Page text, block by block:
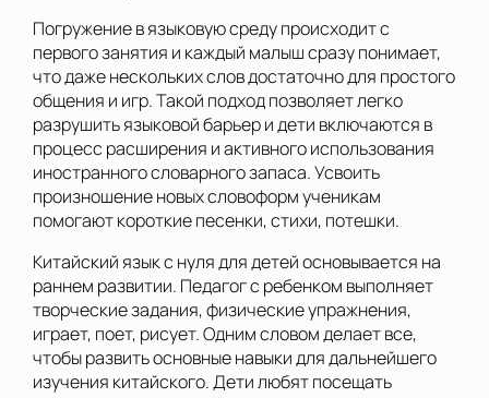
Погружение в языковую среду происходит с
первого занятия и каждый малыш сразу понимает,
что даже нескольких слов достаточно для простого
общения и игр. Такой подход позволяет легко
разрушить языковой барьер и дети включаются в
процесс расширения и активного использования
иностранного словарного запаса. Усвоить
произношение новых словоформ ученикам
помогают короткие песенки, стихи, потешки.
Китайский язык с нуля для детей основывается на
раннем развитии. Педагог с ребенком выполняет
творческие задания, физические упражнения,
играет, поет, рисует. Одним словом делает все,
чтобы развить основные навыки для дальнейшего
изучения китайского. Дети любят посещать